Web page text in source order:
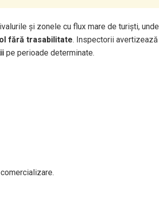
și zonele cu flux mare de turiști,
fără trasabilitate. Inspectorii
pe perioade determinate.